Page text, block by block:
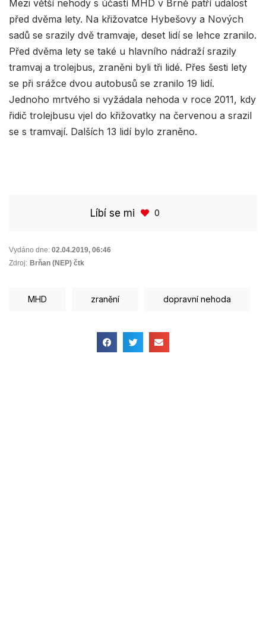
Mezi větší nehody s účastí MHD v Brně patří událost
před dvěma lety. Na křižovatce Hybešovy a Nových
sadů se srazily dvě tramvaje, deset lidí se lehce zranilo.
Před dvěma lety se také u hlavního nádraží srazily
tramvaj a trolejbus, zraněni byli tři lidé. Přes šesti lety
se při srážce dvou autobusů se zranilo 19 lidí.
Jednoho mrtvého si vyžádala nehoda v roce 2011, kdy
řidič trolejbusu vjel do křižovatky na červenou a srazil
se s tramvají. Dalších 13 lidí bylo zraněno.
Líbí se mi 0
Vydáno dne: 02.04.2019, 06:46
Zdroj: Brňan (NEP) čtk
MHD zranění dopravní nehoda